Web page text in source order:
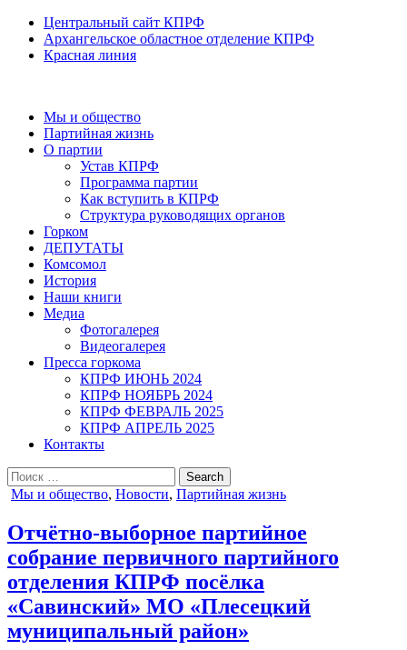
Центральный сайт КПРФ
Архангельское областное отделение КПРФ
Красная линия
Мы и общество
Партийная жизнь
О партии
Устав КПРФ
Программа партии
Как вступить в КПРФ
Структура руководящих органов
Горком
ДЕПУТАТЫ
Комсомол
История
Наши книги
Медиа
Фотогалерея
Видеогалерея
Пресса горкома
КПРФ ИЮНЬ 2024
КПРФ НОЯБРЬ 2024
КПРФ ФЕВРАЛЬ 2025
КПРФ АПРЕЛЬ 2025
Контакты
Search
for:
Posted
Мы и общество, Новости, Партийная жизнь
Отчётно-выборное партийное
собрание первичного партийного
отделения КПРФ посёлка
«Савинский» МО «Плесецкий
муниципальный район»